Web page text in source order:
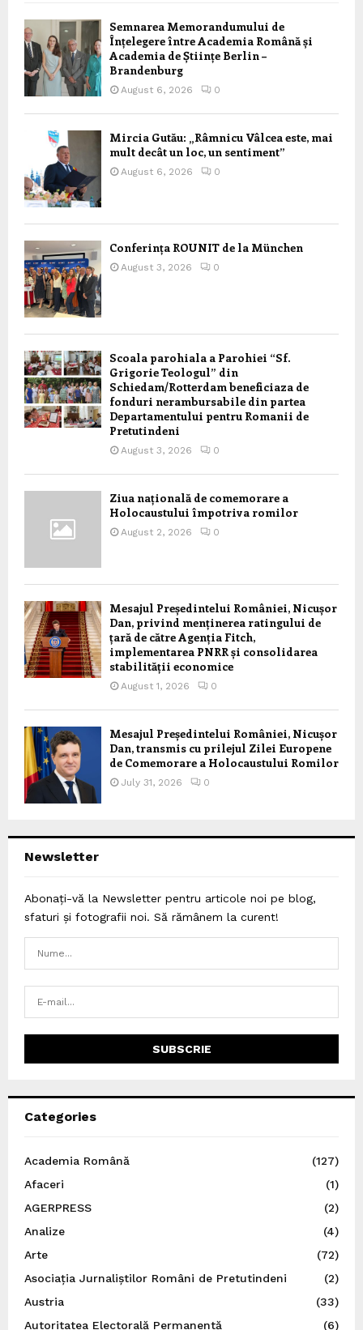
Semnarea Memorandumului de
Înțelegere între Academia Română și
Academia de Științe Berlin –
Brandenburg
August 6, 2026 0
Mircia Gutău: „Râmnicu Vâlcea este, mai
mult decât un loc, un sentiment”
August 6, 2026 0
Conferința ROUNIT de la München
August 3, 2026 0
Scoala parohiala a Parohiei “Sf.
Grigorie Teologul” din
Schiedam/Rotterdam beneficiaza de
fonduri nerambursabile din partea
Departamentului pentru Romanii de
Pretutindeni
August 3, 2026 0
Ziua națională de comemorare a
Holocaustului împotriva romilor
August 2, 2026 0
Mesajul Președintelui României, Nicușor
Dan, privind menținerea ratingului de
țară de către Agenția Fitch,
implementarea PNRR și consolidarea
stabilității economice
August 1, 2026 0
Mesajul Președintelui României, Nicușor
Dan, transmis cu prilejul Zilei Europene
de Comemorare a Holocaustului Romilor
July 31, 2026 0
Newsletter
Abonați-vă la Newsletter pentru articole noi pe blog,
sfaturi și fotografii noi. Să rămânem la curent!
Categories
Academia Română
(127)
Afaceri
(1)
AGERPRESS
(2)
Analize
(4)
Arte
(72)
Asociația Jurnaliștilor Români de Pretutindeni
(2)
Austria
(33)
Autoritatea Electorală Permanentă
(6)